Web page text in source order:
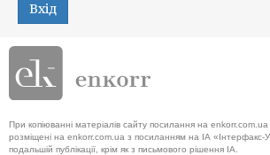
Вхід
При копіюванні матеріалів сайту посилання на enkorr.com.ua
розміщені на enkorr.com.ua з посиланням на ІА «Інтерфакс-
подальшій публікації, крім як з письмового рішення ІА.